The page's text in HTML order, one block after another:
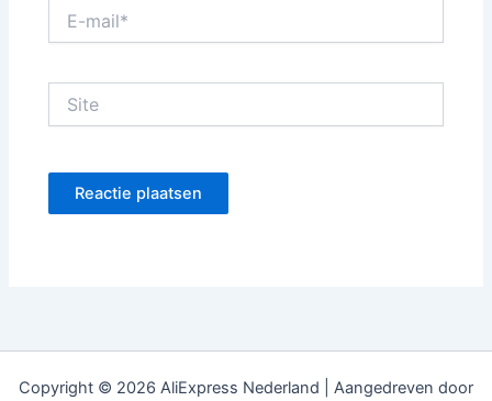
mail*
Copyright © 2026 AliExpress Nederland | Aangedreven door